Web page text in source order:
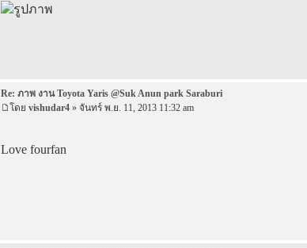
Re: ภาพ งาน Toyota Yaris @Suk Anun park Saraburi
โดย vishudar4 » จันทร์ พ.ย. 11, 2013 11:32 am
Love fourfan